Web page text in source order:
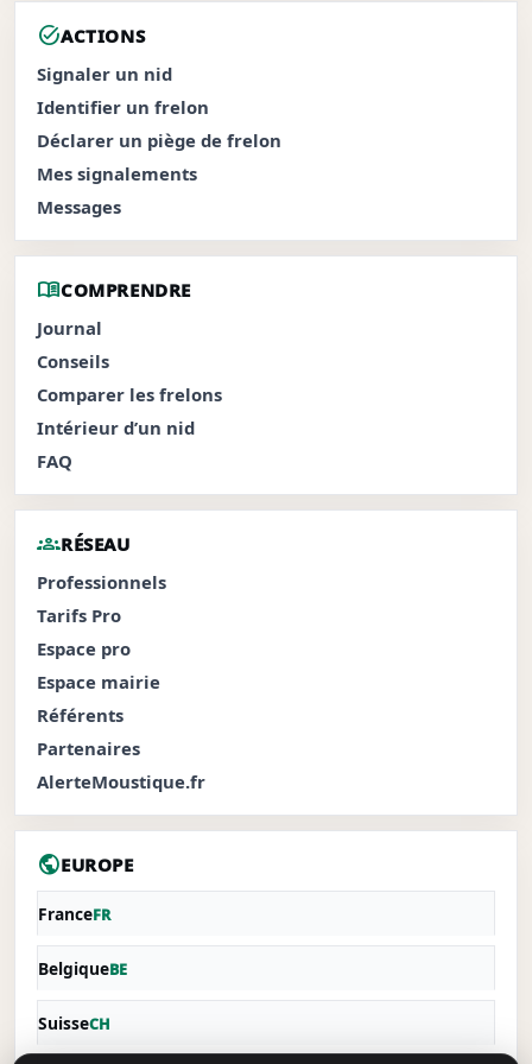
task_altACTIONS
Signaler un nid
Identifier un frelon
Déclarer un piège de frelon
Mes signalements
Messages
menu_bookCOMPRENDRE
Journal
Conseils
Comparer les frelons
Intérieur d’un nid
FAQ
groupsRÉSEAU
Professionnels
Tarifs Pro
Espace pro
Espace mairie
Référents
Partenaires
AlerteMoustique.fr
publicEUROPE
FranceFR
BelgiqueBE
SuisseCH